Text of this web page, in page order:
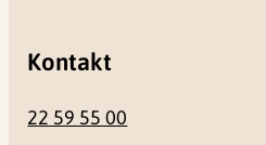
Kontakt
22 59 55 00